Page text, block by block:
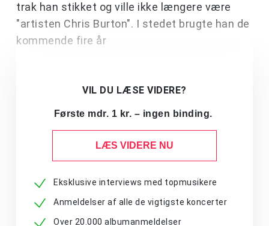
trak han stikket og ville ikke længere være
"artisten Chris Burton". I stedet brugte han de
kommende fire år
VIL DU LÆSE VIDERE?
Første mdr. 1 kr. – ingen binding.
LÆS VIDERE NU
Eksklusive interviews med topmusikere
Anmeldelser af alle de vigtigste koncerter
Over 20.000 albumanmeldelser